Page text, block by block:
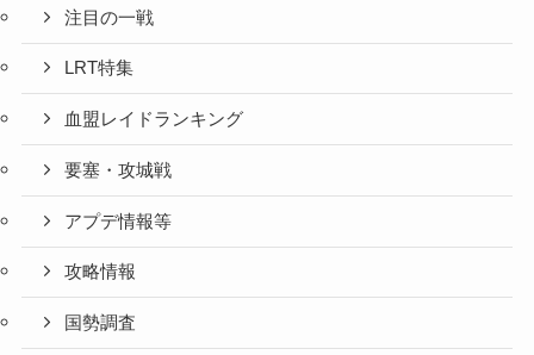
注目の一戦
LRT特集
血盟レイドランキング
要塞・攻城戦
アプデ情報等
攻略情報
国勢調査